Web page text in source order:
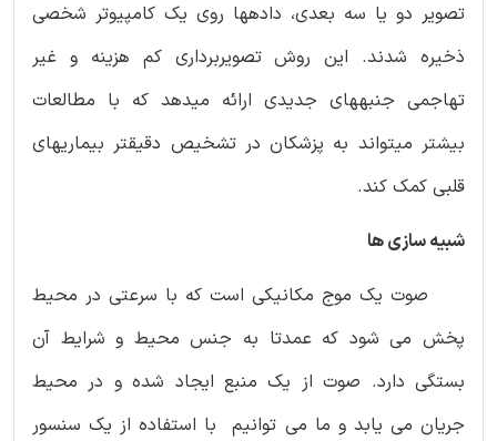
تصویر دو یا سه بعدی، داده­ها روی یک کامپیوتر شخصی
ذخیره شدند. این روش تصویربرداری کم هزینه و غیر
تهاجمی جنبه­های جدیدی ارائه می­دهد که با مطالعات
بیشتر می­تواند به پزشکان در تشخیص دقیق­تر بیماری­های
قلبی کمک کند.
شبیه سازی ها
صوت یک موج مکانیکی است که با سرعتی در محیط
پخش می شود که عمدتا به جنس محیط و شرایط آن
بستگی دارد. صوت از یک منبع ایجاد شده و در محیط
جریان می یابد و ما می توانیم با استفاده از یک سنسور